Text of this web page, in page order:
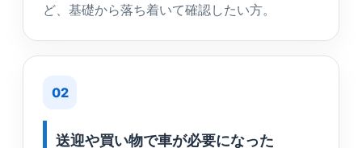
ど、基礎から落ち着いて確認したい方。
02
送迎や買い物で車が必要になった